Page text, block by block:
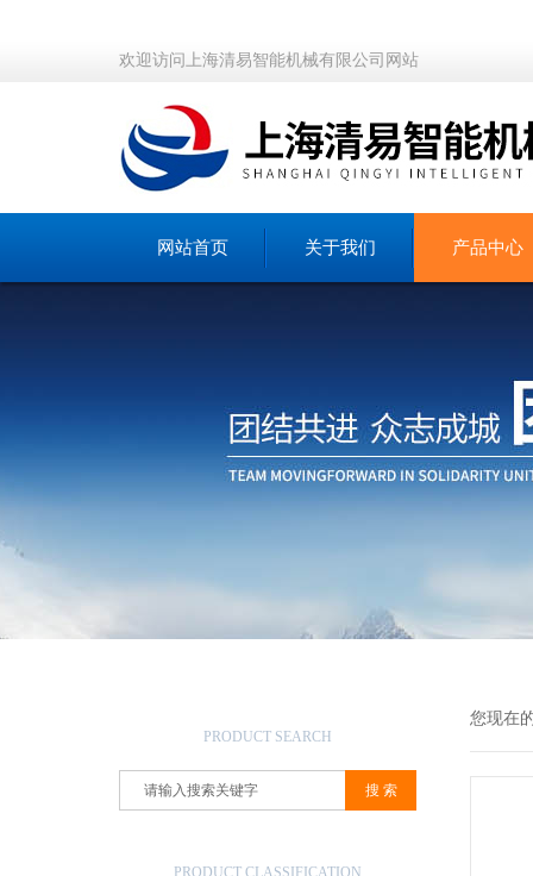
欢迎访问上海清易智能机械有限公司网站
网站首页 关于我们 产品中心
PRODUCT SEARCH
PRODUCT CLASSIFICATION
您现在